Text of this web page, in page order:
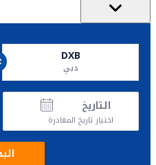
DXB
دبي
التاريخ
اختيار تاريخ المغادرة